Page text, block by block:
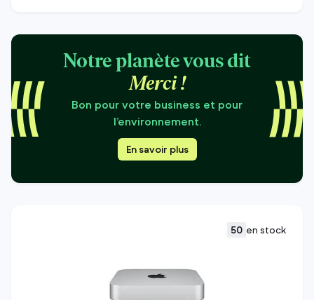
Notre planète vous dit
Merci !
Bon pour votre business et pour
l’environnement.
En savoir plus
50 en stock